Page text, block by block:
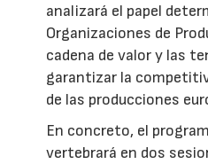
analizará el papel
Organizaciones de
cadena de valor y las
garantizar la
de las producciones
En concreto, el
vertebrará en dos